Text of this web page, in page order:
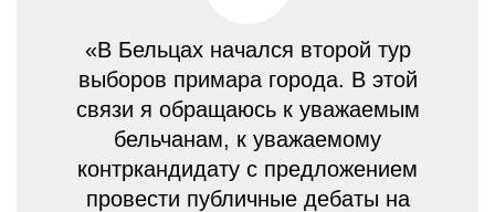
«В Бельцах начался второй тур
выборов примара города. В этой
связи я обращаюсь к уважаемым
бельчанам, к уважаемому
контркандидату с предложением
провести публичные дебаты на